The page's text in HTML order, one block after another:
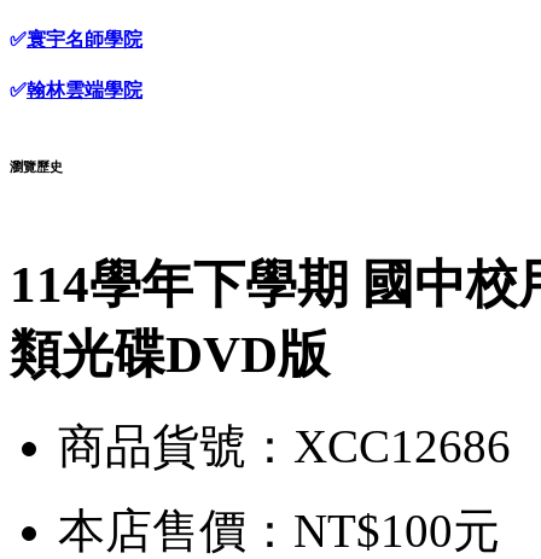
✅寰宇名師學院
✅翰林雲端學院
瀏覽歷史
114學年下學期 國中
類光碟DVD版
商品貨號：XCC12686
本店售價： NT$100元